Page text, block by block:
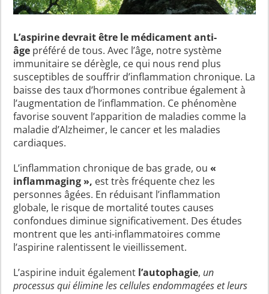
L’aspirine devrait être le médicament anti-
âge préféré de tous. Avec l’âge, notre système
immunitaire se dérègle, ce qui nous rend plus
susceptibles de souffrir d’inflammation chronique. La
baisse des taux d’hormones contribue également à
l’augmentation de l’inflammation. Ce phénomène
favorise souvent l’apparition de maladies comme la
maladie d’Alzheimer, le cancer et les maladies
cardiaques.
L’inflammation chronique de bas grade, ou«
inflammaging », est très fréquente chez les
personnes âgées. En réduisant l’inflammation
globale, le risque de mortalité toutes causes
confondues diminue significativement. Des études
montrent que les anti-inflammatoires comme
l’aspirine ralentissent le vieillissement.
L’aspirine induit également l’autophagie, un
processus qui élimine les cellules endommagées et leurs